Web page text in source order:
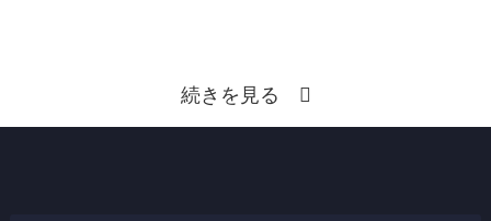
続きを見る